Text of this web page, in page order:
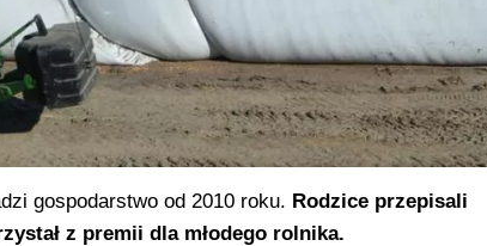
gospodarstwo od 2010 roku. Rodzice przepisali
z premii dla młodego rolnika.